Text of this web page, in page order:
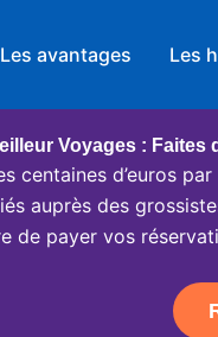
Les avantages Les
Voyages :
centaines d’euros
auprès des
de payer vos